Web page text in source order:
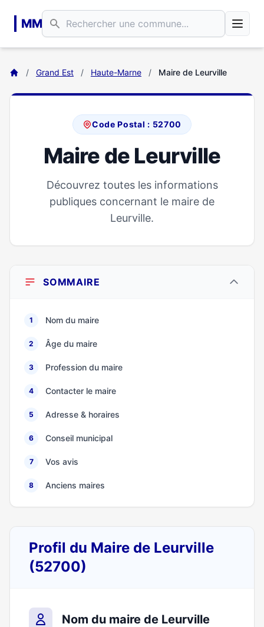
MM
/ Grand Est / Haute-Marne / Maire de Leurville
Code Postal : 52700
Maire de Leurville
Découvrez toutes les informations
publiques concernant le maire de
Leurville.
SOMMAIRE
1 Nom du maire
2 Âge du maire
3 Profession du maire
4 Contacter le maire
5 Adresse & horaires
6 Conseil municipal
7 Vos avis
8 Anciens maires
Profil du Maire de Leurville
(52700)
Nom du maire de Leurville